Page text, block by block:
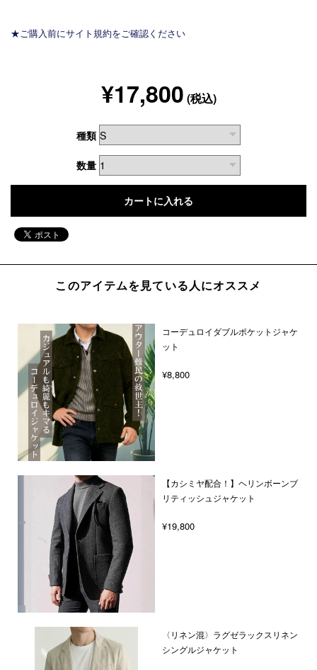
★ご購入前にサイト規約をご確認ください
¥17,800 (税込)
種類
数量
このアイテムを見ている人にオススメ
コーデュロイダブルポケットジャケ
ット
¥8,800
【カシミヤ配合！】ヘリンボーンブ
リティッシュジャケット
¥19,800
〈リネン混〉ラグゼラックスリネン
シングルジャケット